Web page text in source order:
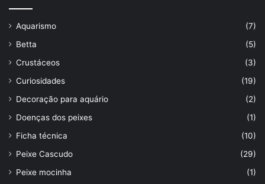
Aquarismo
(7)
Betta
(5)
Crustáceos
(3)
Curiosidades
(19)
Decoração para aquário
(2)
Doenças dos peixes
(1)
Ficha técnica
(10)
Peixe Cascudo
(29)
Peixe mocinha
(1)